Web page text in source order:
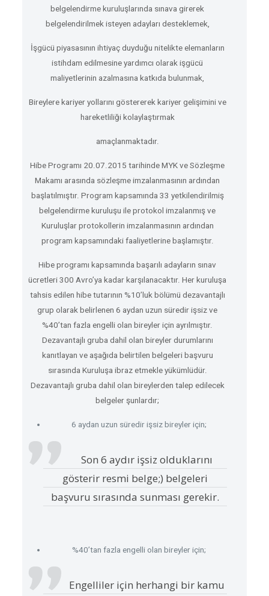
belgelendirme kuruluşlarında sınava girerek
belgelendirilmek isteyen adayları desteklemek,
İşgücü piyasasının ihtiyaç duyduğu nitelikte elemanların
istihdam edilmesine yardımcı olarak işgücü
maliyetlerinin azalmasına katkıda bulunmak,
Bireylere kariyer yollarını göstererek kariyer gelişimini ve
hareketliliği kolaylaştırmak
amaçlanmaktadır.
Hibe Programı 20.07.2015 tarihinde MYK ve Sözleşme
Makamı arasında sözleşme imzalanmasının ardından
başlatılmıştır. Program kapsamında 33 yetkilendirilmiş
belgelendirme kuruluşu ile protokol imzalanmış ve
Kuruluşlar protokollerin imzalanmasının ardından
program kapsamındaki faaliyetlerine başlamıştır.
Hibe programı kapsamında başarılı adayların sınav
ücretleri 300 Avro’ya kadar karşılanacaktır. Her kuruluşa
tahsis edilen hibe tutarının %10’luk bölümü dezavantajlı
grup olarak belirlenen 6 aydan uzun süredir işsiz ve
%40’tan fazla engelli olan bireyler için ayrılmıştır.
Dezavantajlı gruba dahil olan bireyler durumlarını
kanıtlayan ve aşağıda belirtilen belgeleri başvuru
sırasında Kuruluşa ibraz etmekle yükümlüdür.
Dezavantajlı gruba dahil olan bireylerden talep edilecek
belgeler şunlardır;
6 aydan uzun süredir işsiz bireyler için;
Son 6 aydır işsiz olduklarını
gösterir resmi belge;) belgeleri
başvuru sırasında sunması gerekir.
%40’tan fazla engelli olan bireyler için;
Engelliler için herhangi bir kamu